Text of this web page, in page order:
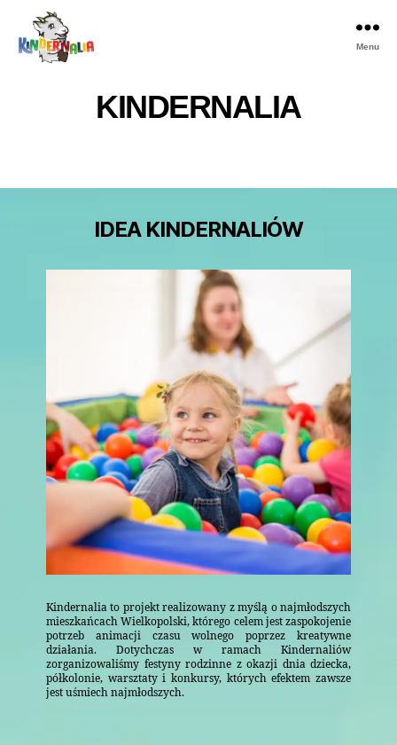
Menu
KINDERNALIA
IDEA KINDERNALIÓW
Kindernalia to projekt realizowany z myślą o najmłodszych
mieszkańcach Wielkopolski, którego celem jest zaspokojenie
potrzeb animacji czasu wolnego poprzez kreatywne
działania. Dotychczas w ramach Kindernaliów
zorganizowaliśmy festyny rodzinne z okazji dnia dziecka,
półkolonie, warsztaty i konkursy, których efektem zawsze
jest uśmiech najmłodszych.